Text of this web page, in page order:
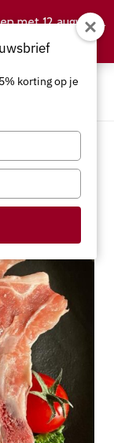
korting op je
met 12 augustus.